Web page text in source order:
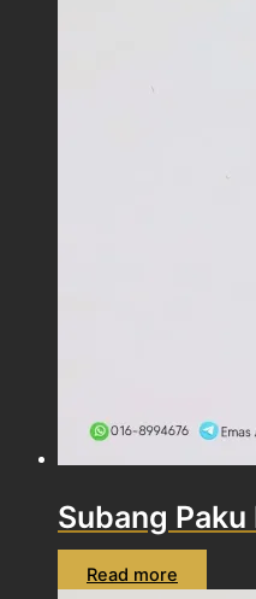
Subang Paku
Read more